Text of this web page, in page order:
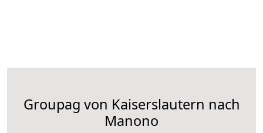
Groupag von Kaiserslautern nach
Manono